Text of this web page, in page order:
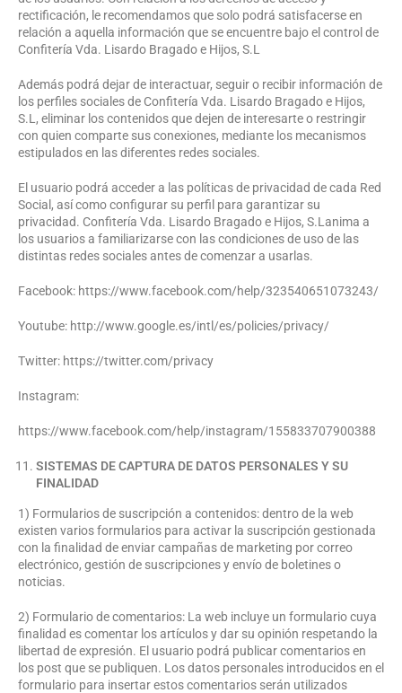
rectificación, le recomendamos que solo podrá satisfacerse en
relación a aquella información que se encuentre bajo el control de
Confitería Vda. Lisardo Bragado e Hijos, S.L
Además podrá dejar de interactuar, seguir o recibir información de
los perfiles sociales de Confitería Vda. Lisardo Bragado e Hijos,
S.L, eliminar los contenidos que dejen de interesarte o restringir
con quien comparte sus conexiones, mediante los mecanismos
estipulados en las diferentes redes sociales.
El usuario podrá acceder a las políticas de privacidad de cada Red
Social, así como configurar su perfil para garantizar su
privacidad. Confitería Vda. Lisardo Bragado e Hijos, S.Lanima a
los usuarios a familiarizarse con las condiciones de uso de las
distintas redes sociales antes de comenzar a usarlas.
Facebook: https://www.facebook.com/help/323540651073243/
Youtube: http://www.google.es/intl/es/policies/privacy/
Twitter: https://twitter.com/privacy
Instagram:
https://www.facebook.com/help/instagram/155833707900388
SISTEMAS DE CAPTURA DE DATOS PERSONALES Y SU
FINALIDAD
1) Formularios de suscripción a contenidos: dentro de la web
existen varios formularios para activar la suscripción gestionada
con la finalidad de enviar campañas de marketing por correo
electrónico, gestión de suscripciones y envío de boletines o
noticias.
2) Formulario de comentarios: La web incluye un formulario cuya
finalidad es comentar los artículos y dar su opinión respetando la
libertad de expresión. El usuario podrá publicar comentarios en
los post que se publiquen. Los datos personales introducidos en el
formulario para insertar estos comentarios serán utilizados